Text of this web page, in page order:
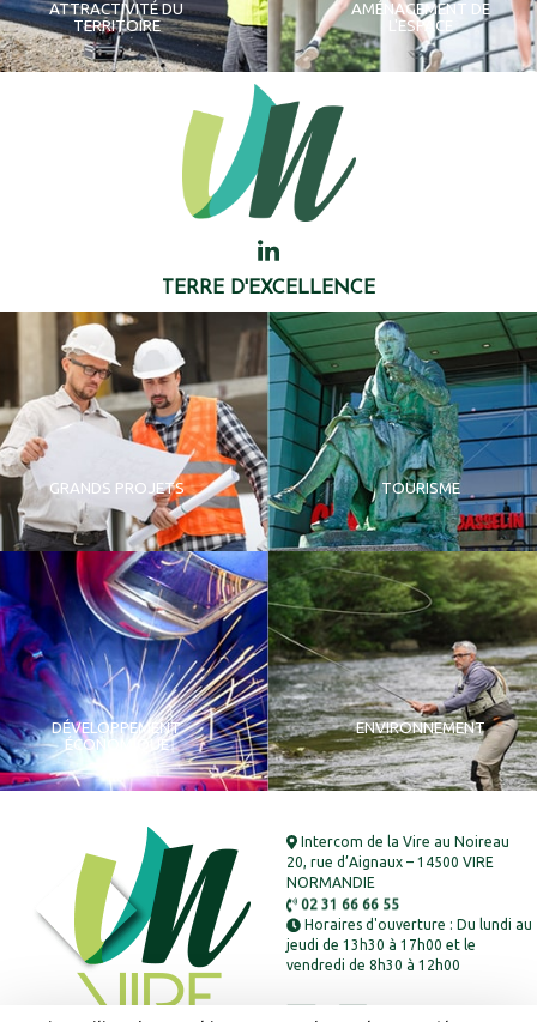
ATTRACTIVITÉ DU
TERRITOIRE
AMÉNAGEMENT DE
L'ESPACE
TERRE D'EXCELLENCE
GRANDS PROJETS TOURISME
DÉVELOPPEMENT
ÉCONOMIQUE
ENVIRONNEMENT
Intercom de la Vire au Noireau
20, rue d’Aignaux – 14500 VIRE
NORMANDIE
02 31 66 66 55
Horaires d'ouverture : Du lundi au
jeudi de 13h30 à 17h00 et le
vendredi de 8h30 à 12h00